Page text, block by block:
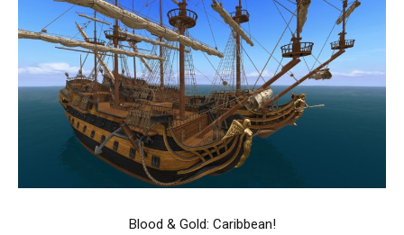
Blood & Gold: Caribbean!